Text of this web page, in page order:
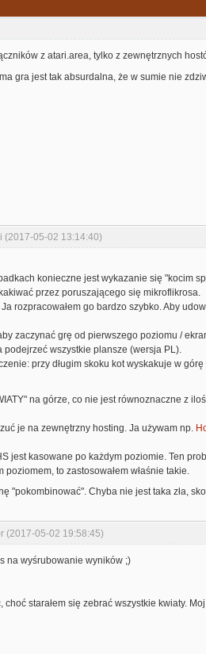
z atari.area, tylko z zewnętrznych
gra jest tak absurdalna, że w sumie nie
(2017-05-02 13:14:40)
konieczne jest wykazanie się "kocim
przez poruszającego się mikroflikrosa.
rozpracowałem go bardzo szybko. Aby
zaczynać grę od pierwszego poziomu /
podejrzeć wszystkie plansze (wersja PL).
przy długim skoku kot wyskakuje w
na górze, co nie jest równoznaczne z
je na zewnętrzny hosting. Ja używam np.
jest kasowane po każdym poziomie. Ten
to zastosowałem właśnie takie.
"pokombinować". Chyba nie jest taka zła,
(2017-05-02 19:58:45)
na wyśrubowanie wyników ;)
starałem się zebrać wszystkie kwiaty.